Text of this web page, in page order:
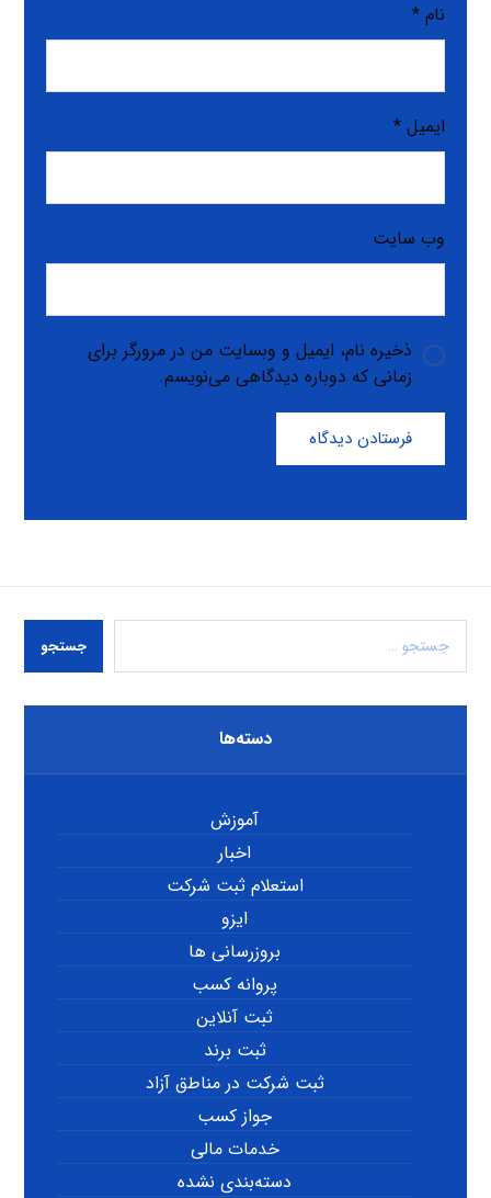
نام*
ایمیل*
وب‌ سایت
ذخیره نام، ایمیل و وبسایت من در مرورگر برای
زمانی که دوباره دیدگاهی می‌نویسم.
فرستادن دیدگاه
جستجو
دسته‌ها
آموزش
اخبار
استعلام ثبت شرکت
ایزو
بروزرسانی ها
پروانه کسب
ثبت آنلاین
ثبت برند
ثبت شرکت در مناطق آزاد
جواز کسب
خدمات مالی
دسته‌بندی نشده